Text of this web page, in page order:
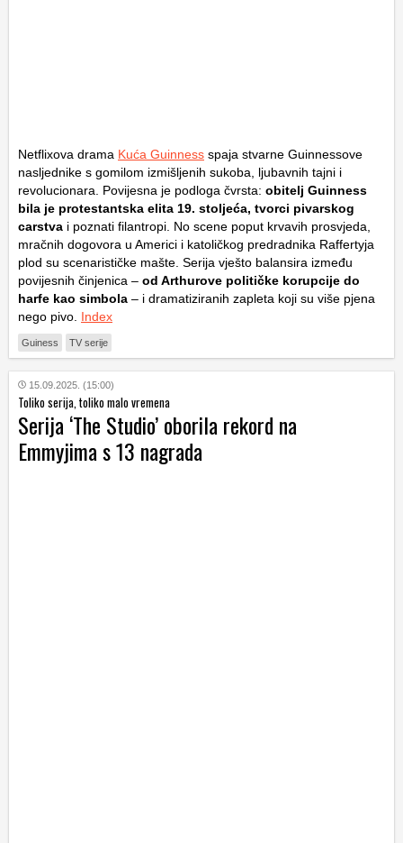
Netflixova drama Kuća Guinness spaja stvarne Guinnessove
nasljednike s gomilom izmišljenih sukoba, ljubavnih tajni i
revolucionara. Povijesna je podloga čvrsta: obitelj Guinness
bila je protestantska elita 19. stoljeća, tvorci pivarskog
carstva i poznati filantropi. No scene poput krvavih prosvjeda,
mračnih dogovora u Americi i katoličkog predradnika Raffertyja
plod su scenarističke mašte. Serija vješto balansira između
povijesnih činjenica – od Arthurove političke korupcije do
harfe kao simbola – i dramatiziranih zapleta koji su više pjena
nego pivo. Index
Guiness TV serije
15.09.2025. (15:00)
Toliko serija, toliko malo vremena
Serija ‘The Studio’ oborila rekord na
Emmyjima s 13 nagrada